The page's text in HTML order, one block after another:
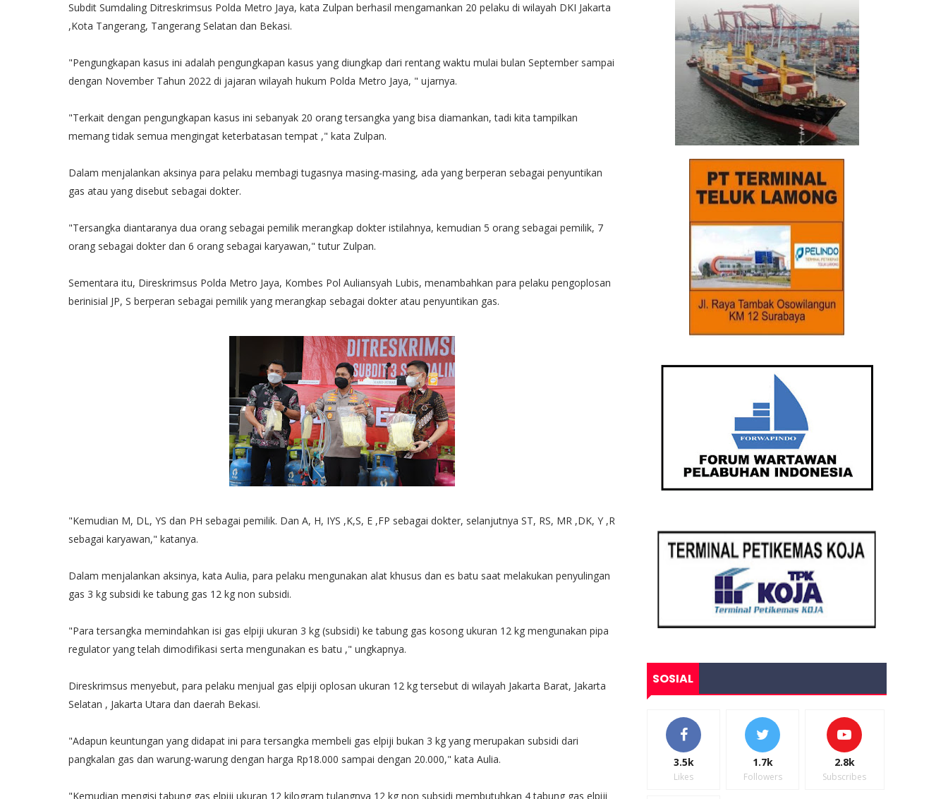
Subdit Sumdaling Ditreskrimsus Polda Metro Jaya, kata Zulpan berhasil mengamankan 20 pelaku di wilayah DKI Jakarta
,Kota Tangerang, Tangerang Selatan dan Bekasi.
"Pengungkapan kasus ini adalah pengungkapan kasus yang diungkap dari rentang waktu mulai bulan September sampai
dengan November Tahun 2022 di jajaran wilayah hukum Polda Metro Jaya, " ujarnya.
"Terkait dengan pengungkapan kasus ini sebanyak 20 orang tersangka yang bisa diamankan, tadi kita tampilkan
memang tidak semua mengingat keterbatasan tempat ," kata Zulpan.
Dalam menjalankan aksinya para pelaku membagi tugasnya masing-masing, ada yang berperan sebagai penyuntikan
gas atau yang disebut sebagai dokter.
"Tersangka diantaranya dua orang sebagai pemilik merangkap dokter istilahnya, kemudian 5 orang sebagai pemilik, 7
orang sebagai dokter dan 6 orang sebagai karyawan," tutur Zulpan.
Sementara itu, Direskrimsus Polda Metro Jaya, Kombes Pol Auliansyah Lubis, menambahkan para pelaku pengoplosan
berinisial JP, S berperan sebagai pemilik yang merangkap sebagai dokter atau penyuntikan gas.
"Kemudian M, DL, YS dan PH sebagai pemilik. Dan A, H, IYS ,K,S, E ,FP sebagai dokter, selanjutnya ST, RS, MR ,DK, Y ,R
sebagai karyawan," katanya.
Dalam menjalankan aksinya, kata Aulia, para pelaku mengunakan alat khusus dan es batu saat melakukan penyulingan
gas 3 kg subsidi ke tabung gas 12 kg non subsidi.
"Para tersangka memindahkan isi gas elpiji ukuran 3 kg (subsidi) ke tabung gas kosong ukuran 12 kg mengunakan pipa
regulator yang telah dimodifikasi serta mengunakan es batu ," ungkapnya.
Direskrimsus menyebut, para pelaku menjual gas elpiji oplosan ukuran 12 kg tersebut di wilayah Jakarta Barat, Jakarta
Selatan , Jakarta Utara dan daerah Bekasi.
"Adapun keuntungan yang didapat ini para tersangka membeli gas elpiji bukan 3 kg yang merupakan subsidi dari
pangkalan gas dan warung-warung dengan harga Rp18.000 sampai dengan 20.000," kata Aulia.
"Kemudian mengisi tabung gas elpiji ukuran 12 kilogram tulangnya 12 kg non subsidi membutuhkan 4 tabung gas elpiji
SOSIAL
3.5k
Likes
1.7k
Followers
2.8k
Subscribes